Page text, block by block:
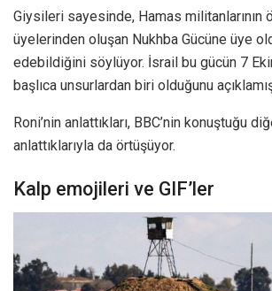
Giysileri sayesinde, Hamas militanlarının
üyelerinden oluşan Nukhba Gücüne üye
edebildiğini söylüyor. İsrail bu gücün 7
başlıca unsurlardan biri olduğunu
Roni’nin anlattıkları, BBC’nin konuştuğu
anlattıklarıyla da örtüşüyor.
Kalp emojileri ve GIF’ler